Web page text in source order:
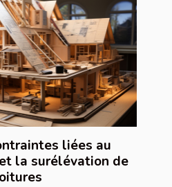
liées au
la surélévation de